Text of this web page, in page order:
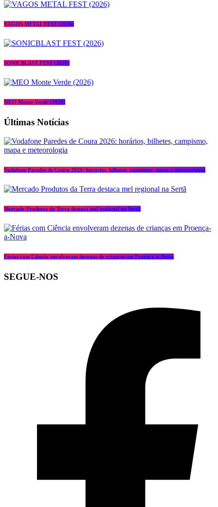
VAGOS METAL FEST (2026)
SONICBLAST FEST (2026)
MEO Monte Verde (2026)
Últimas Notícias
Vodafone Paredes de Coura 2026: horários, bilhetes, campismo, mapa e meteorologia
Mercado Produtos da Terra destaca mel regional na Sertã
Férias com Ciência envolveram dezenas de crianças em Proença-a-Nova
SEGUE-NOS